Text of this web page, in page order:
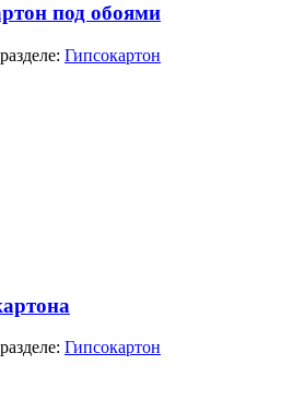
под обоями
Гипсокартон
Гипсокартон